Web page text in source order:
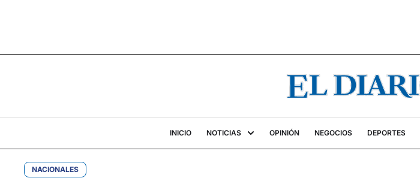
INICIO NOTICIAS OPINIÓN NEGOCIOS DEPORTES
NACIONALES